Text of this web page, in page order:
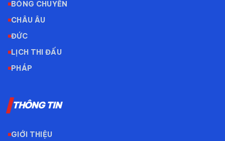
BÓNG CHUYỀN
CHÂU ÂU
ĐỨC
LỊCH THI ĐẤU
PHÁP
THÔNG TIN
GIỚI THIỆU